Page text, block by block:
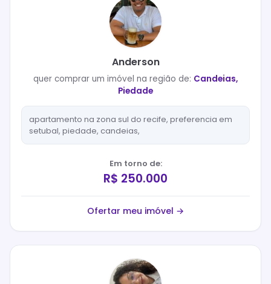
Anderson
quer comprar um imóvel na região de: Candeias,
Piedade
apartamento na zona sul do recife, preferencia em
setubal, piedade, candeias,
Em torno de:
R$ 250.000
Ofertar meu imóvel →